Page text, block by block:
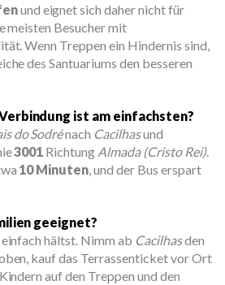
und eignet sich daher nicht für
meisten Besucher mit
Wenn Treppen ein Hindernis sind,
des Santuariums den besseren
ist am einfachsten?
do Sodrénach Cacilhasund
3001 Richtung Almada (Cristo Rei).
10 Minuten , und der Bus erspart
geeignet?
hältst. Nimm ab Cacilhasden
kauf das Terrassenticket vor Ort
auf den Treppen und den